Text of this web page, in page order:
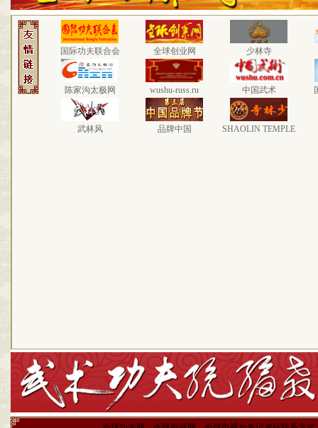
国际功夫联合会 全球创业网 少林寺
陈家沟太极网 wushu-russ.ru 中国武术
武林风 品牌中国 SHAOLIN TEMPLE